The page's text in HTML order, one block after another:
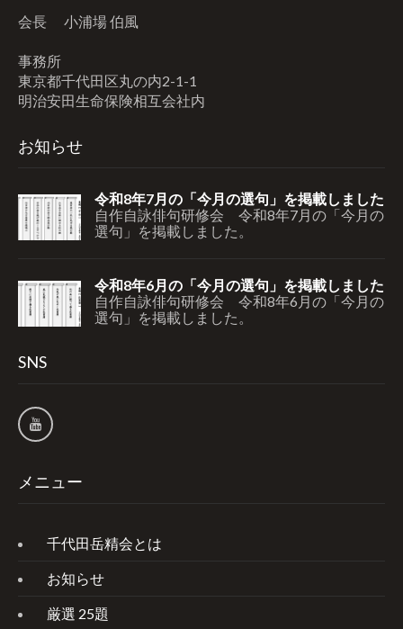
会長 小浦場 伯風
事務所
東京都千代田区丸の内2-1-1
明治安田生命保険相互会社内
お知らせ
令和8年7月の「今月の選句」を掲載しました
自作自詠俳句研修会 令和8年7月の「今月の
選句」を掲載しました。
令和8年6月の「今月の選句」を掲載しました
自作自詠俳句研修会 令和8年6月の「今月の
選句」を掲載しました。
SNS
メニュー
千代田岳精会とは
お知らせ
厳選 25題